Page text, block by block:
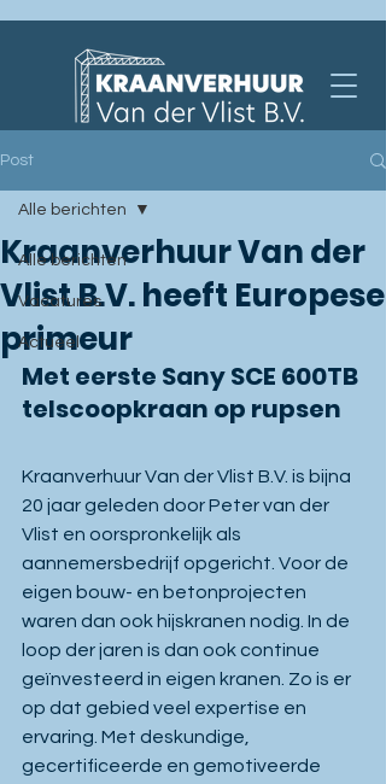
Post
Alle berichten
Vacatures
Actueel
Alle berichten
Kraanverhuur Van der
Vlist B.V. heeft Europese
primeur
Met eerste Sany SCE 600TB
telscoopkraan op rupsen
Kraanverhuur Van der Vlist B.V. is bijna
20 jaar geleden door Peter van der
Vlist en oorspronkelijk als
aannemersbedrijf opgericht. Voor de
eigen bouw- en betonprojecten
waren dan ook hijskranen nodig. In de
loop der jaren is dan ook continue
geïnvesteerd in eigen kranen. Zo is er
op dat gebied veel expertise en
ervaring. Met deskundige,
gecertificeerde en gemotiveerde